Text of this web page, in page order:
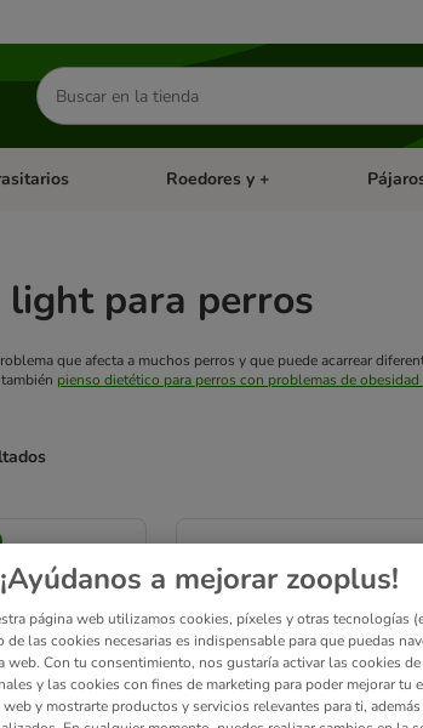
Buscar
productos
abierto: Dieta Vet.Menú de categoria abierto:
Roedores y + Menú
light para perros
que afecta a muchos perros y que puede acarrear
pienso dietético para perros con problemas de obesidad
¡Ayúdanos a mejorar zooplus!
página web utilizamos cookies, píxeles y otras tecnologías
de las cookies necesarias es indispensable para que puedas
web. Con tu consentimiento, nos gustaría activar las cookies
y las cookies con fines de marketing para poder mejorar tu
web y mostrarte productos y servicios relevantes para ti,